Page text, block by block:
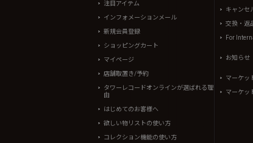
注目アイテム
インフォメーションメール
新規会員登録
ショッピングカート
マイページ
店舗取置き/予約
タワーレコードオンラインが選ばれる理
由
はじめてのお客様へ
欲しい物リストの使い方
コレクション機能の使い方
キャンセ
交換・返
For
お知らせ
マーケッ
マーケッ